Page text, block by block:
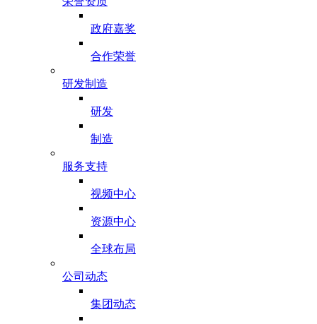
政府嘉奖
合作荣誉
研发制造
研发
制造
服务支持
视频中心
资源中心
全球布局
公司动态
集团动态